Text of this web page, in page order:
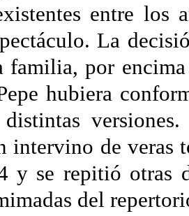
entre los
La
familia, por
hubiera
intervino de veras
y se repitió otras
del